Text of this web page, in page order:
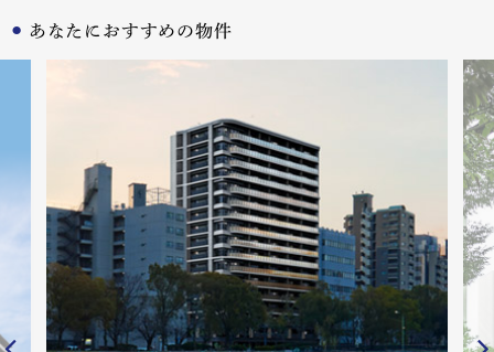
あなたにおすすめの物件